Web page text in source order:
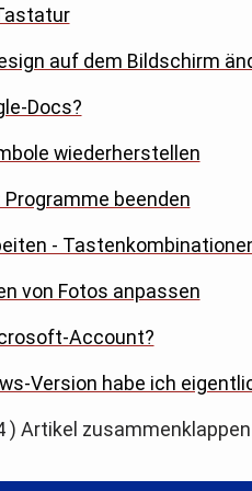
auf dem Bildschirm
Docs?
wiederherstellen
beenden
-
von Fotos anpassen
Account?
Version habe ich
) Artikel zusammenklappen